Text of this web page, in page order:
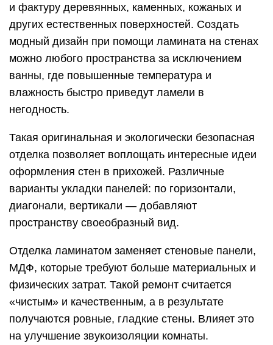
и фактуру деревянных, каменных, кожаных и
других естественных поверхностей. Создать
модный дизайн при помощи ламината на стенах
можно любого пространства за исключением
ванны, где повышенные температура и
влажность быстро приведут ламели в
негодность.
Такая оригинальная и экологически безопасная
отделка позволяет воплощать интересные идеи
оформления стен в прихожей. Различные
варианты укладки панелей: по горизонтали,
диагонали, вертикали — добавляют
пространству своеобразный вид.
Отделка ламинатом заменяет стеновые панели,
МДФ, которые требуют больше материальных и
физических затрат. Такой ремонт считается
«чистым» и качественным, а в результате
получаются ровные, гладкие стены. Влияет это
на улучшение звукоизоляции комнаты.